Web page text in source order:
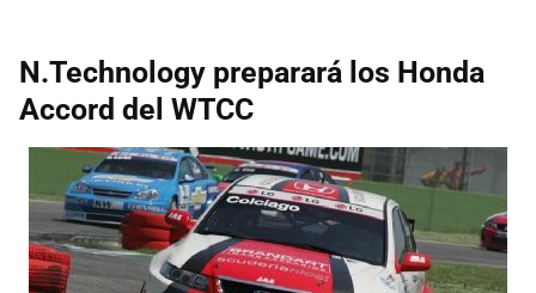
N.Technology preparará los Honda
Accord del WTCC